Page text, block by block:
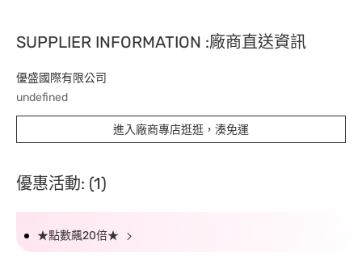
SUPPLIER INFORMATION :廠商直送資訊
優盛國際有限公司
undefined
進入廠商專店逛逛，湊免運
優惠活動: (1)
★點數飆20倍★